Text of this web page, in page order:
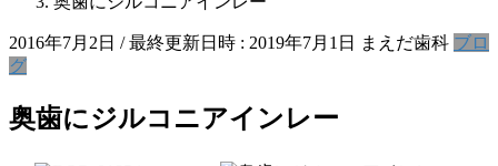
2016年7月2日 / 最終更新日時 : 2019年7月1日 まえだ歯科 ブロ
グ
奥歯にジルコニアインレー